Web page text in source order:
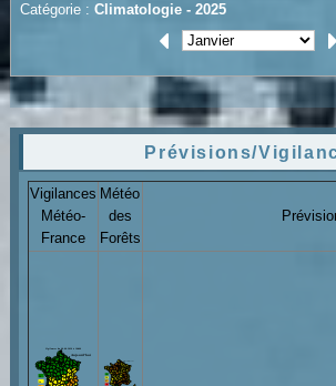
Catégorie : Climatologie - 2025
Prévisions/
Vigilances
Météo-
France
Météo
des
Forêts